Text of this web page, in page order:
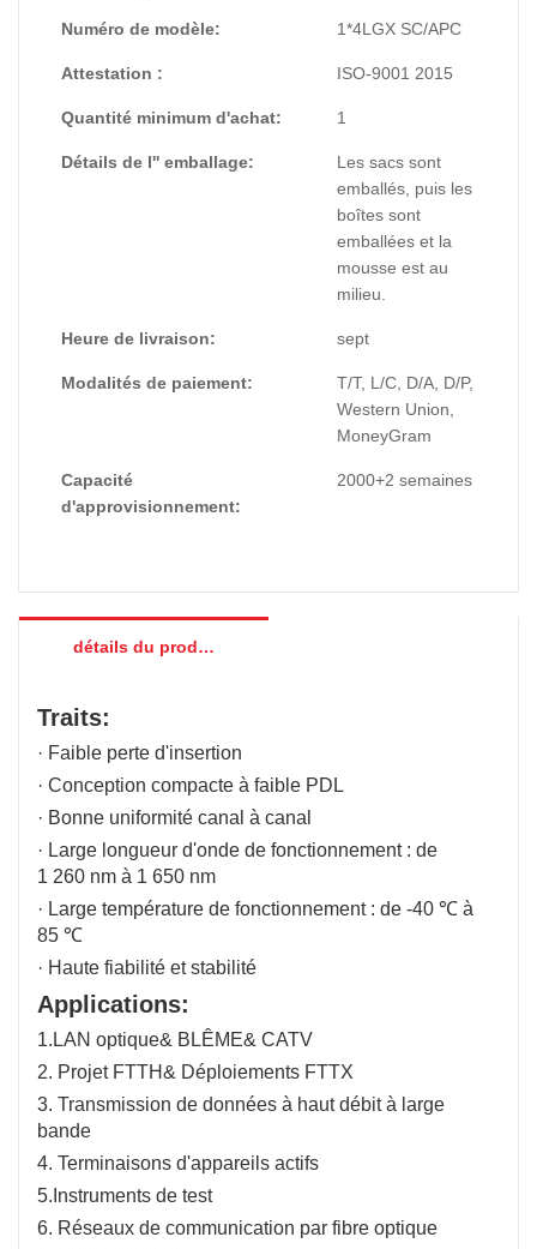
longueurs d'onde de travail, d'une grande fiabilité,
particulièrement adapté au réseau optique passif
et terminaux connectés et réaliser le dispositif de
signal optique.
Numéro de modèle: 1*4LGX SC/APC
Attestation : ISO-9001 2015
Quantité minimum d'achat: 1
Détails de l'' emballage:
Les sacs sont
emballés, puis les
boîtes sont
emballées et la
mousse est au
milieu.
Heure de livraison: sept
Modalités de paiement:
T/T, L/C, D/A, D/P,
Western Union,
MoneyGram
Capacité
d'approvisionnement:
2000+2 semaines
détails du produit
Traits:
· Faible perte d'insertion
· Conception compacte à faible PDL
· Bonne uniformité canal à canal
· Large longueur d'onde de fonctionnement : de
1 260 nm à 1 650 nm
· Large température de fonctionnement : de -40 ℃ à
85 ℃
· Haute fiabilité et stabilité
Applications:
1.LAN optique& BLÊME& CATV
2. Projet FTTH& Déploiements FTTX
3. Transmission de données à haut débit à large
bande
4. Terminaisons d'appareils actifs
5.Instruments de test
6. Réseaux de communication par fibre optique